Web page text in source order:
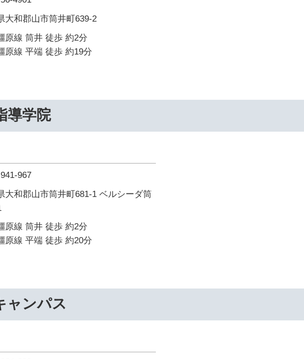
大和郡山市筒井町639-2
原線 筒井 徒歩 約2分
原線 平端 徒歩 約19分
導学院
967
大和郡山市筒井町681-1 ベルシーダ筒
原線 筒井 徒歩 約2分
原線 平端 徒歩 約20分
ャンパス